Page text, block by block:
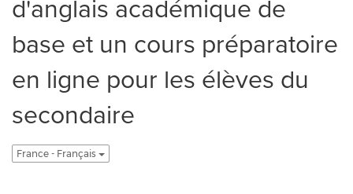
d'anglais académique de
base et un cours préparatoire
en ligne pour les élèves du
secondaire
France - Français